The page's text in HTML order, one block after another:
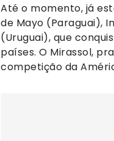
Até o momento, já
de Mayo (Paraguai),
(Uruguai), que
países. O Mirassol,
competição da